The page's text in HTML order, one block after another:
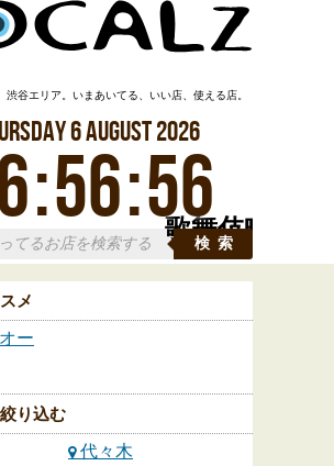
歌舞伎町
渋谷エリア。いまあいてる、いい店、使える店。
6August2026
:56:57
検索
メ
ー
り込む
代々木